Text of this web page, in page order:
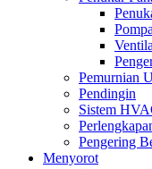
Pemurnian
Pendingin
Sistem
Pengering
Menyorot